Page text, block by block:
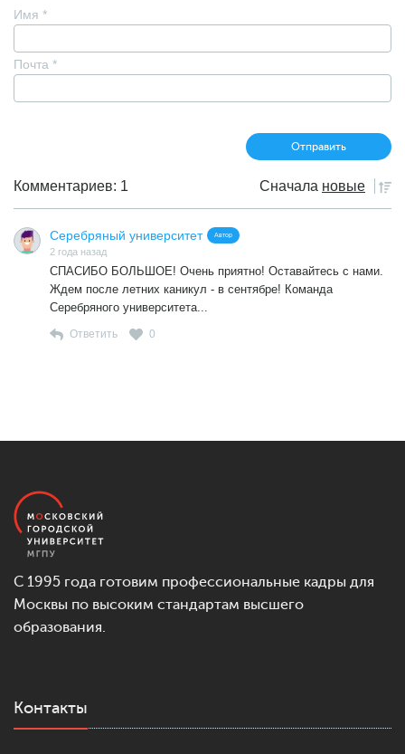
Имя *
Почта *
Комментариев: 1 Сначала новые
Серебряный университет Автор
2 года назад
СПАСИБО БОЛЬШОЕ! Очень приятно! Оставайтесь с нами.
Ждем после летних каникул - в сентябре! Команда
Серебряного университета...
Ответить 0
С 1995 года готовим профессиональные кадры для
Москвы по высоким стандартам высшего
образования.
Контакты